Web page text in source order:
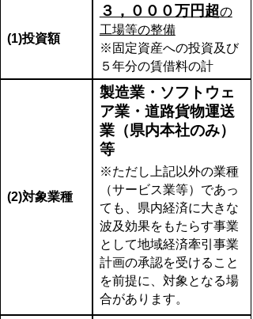
(1)投資額
３，０００万円超の
工場等の整備
※固定資産への投資及び
５年分の賃借料の計
(2)対象業種
製造業・ソフトウェ
ア業・道路貨物運送
業（県内本社のみ）
等
※ただし上記以外の業種
（サービス業等）であっ
ても、県内経済に大きな
波及効果をもたらす事業
として地域経済牽引事業
計画の承認を受けること
を前提に、対象となる場
合があります。